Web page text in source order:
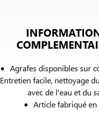
Agrafes disponibles sur
Entretien facile, nettoyage
avec de l'eau et du
Article fabriqué en